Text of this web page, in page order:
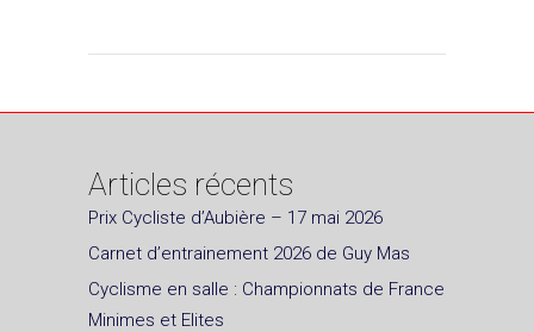
Articles récents
Prix Cycliste d’Aubière – 17 mai 2026
Carnet d’entrainement 2026 de Guy Mas
Cyclisme en salle : Championnats de France
Minimes et Elites